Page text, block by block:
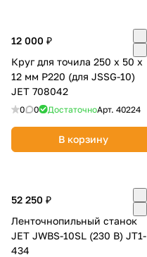
12 000 ₽
Круг для точила 250 х 50 х
12 мм P220 (для JSSG-10)
JET 708042
0 0 ДостаточноАрт. 40224
В корзину
52 250 ₽
Ленточнопильный станок
JET JWBS-10SL (230 В) JT1-
434